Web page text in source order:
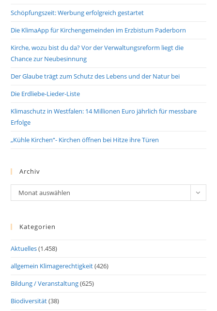
Schöpfungszeit: Werbung erfolgreich gestartet
Die KlimaApp für Kirchengemeinden im Erzbistum Paderborn
Kirche, wozu bist du da? Vor der Verwaltungsreform liegt die
Chance zur Neubesinnung
Der Glaube trägt zum Schutz des Lebens und der Natur bei
Die Erdliebe-Lieder-Liste
Klimaschutz in Westfalen: 14 Millionen Euro jährlich für messbare
Erfolge
„Kühle Kirchen“- Kirchen öffnen bei Hitze ihre Türen
Archiv
Archiv
Monat auswählen
Kategorien
Aktuelles(1.458)
allgemein Klimagerechtigkeit(426)
Bildung / Veranstaltung(625)
Biodiversität(38)